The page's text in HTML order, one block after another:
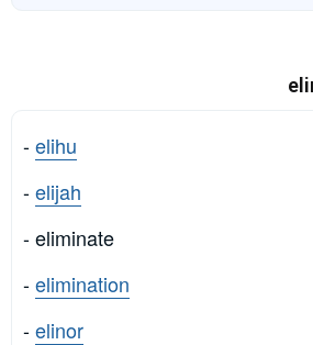
-elihu
-elijah
- eliminate
-elimination
-elinor